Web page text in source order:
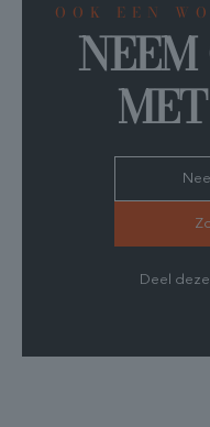
OOK EEN
Deel